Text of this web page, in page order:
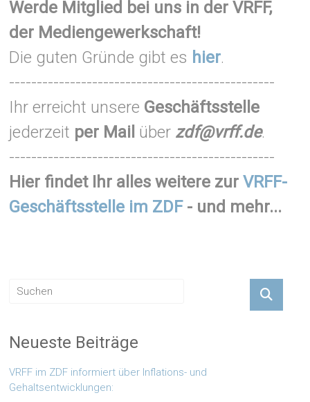
Werde Mitglied bei uns in der VRFF,
der Mediengewerkschaft!
Die guten Gründe gibt es hier.
------------------------------------------------
Ihr erreicht unsere Geschäftsstelle
jederzeit per Mail über zdf@vrff.de.
------------------------------------------------
Hier findet Ihr alles weitere zurVRFF-
Geschäftsstelle im ZDF- und mehr...
Neueste Beiträge
VRFF im ZDF informiert über Inflations- und
Gehaltsentwicklungen: